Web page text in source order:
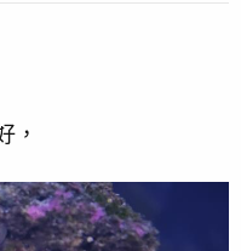
養紀錄分享給大家！
，